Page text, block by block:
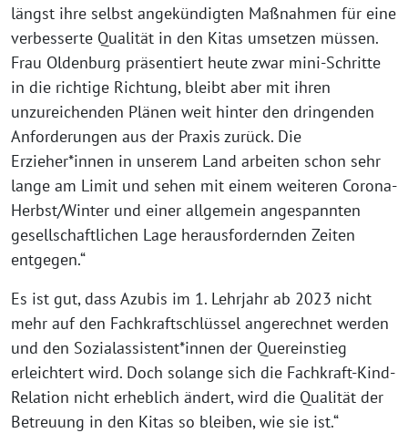
längst ihre selbst angekündigten Maßnahmen für eine
verbesserte Qualität in den Kitas umsetzen müssen.
Frau Oldenburg präsentiert heute zwar mini-Schritte
in die richtige Richtung, bleibt aber mit ihren
unzureichenden Plänen weit hinter den dringenden
Anforderungen aus der Praxis zurück. Die
Erzieher*innen in unserem Land arbeiten schon sehr
lange am Limit und sehen mit einem weiteren Corona-
Herbst/Winter und einer allgemein angespannten
gesellschaftlichen Lage herausfordernden Zeiten
entgegen.“
Es ist gut, dass Azubis im 1. Lehrjahr ab 2023 nicht
mehr auf den Fachkraftschlüssel angerechnet werden
und den Sozialassistent*innen der Quereinstieg
erleichtert wird. Doch solange sich die Fachkraft-Kind-
Relation nicht erheblich ändert, wird die Qualität der
Betreuung in den Kitas so bleiben, wie sie ist.“